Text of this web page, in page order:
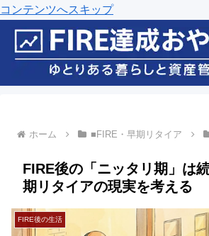
コンテンツへスキップ
ホーム ■FIRE・早期リタイア
FIRE後の「ニッタリ期」は
期リタイアの現実を考える
FIRE後の生活